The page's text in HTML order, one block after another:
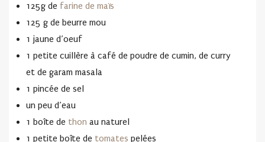
125g de farine de maïs
125 g de beurre mou
1 jaune d’oeuf
1 petite cuillère à café de poudre de cumin, de curry
et de garam masala
1 pincée de sel
un peu d’eau
1 boîte de thon au naturel
1 petite boîte de tomates pelées